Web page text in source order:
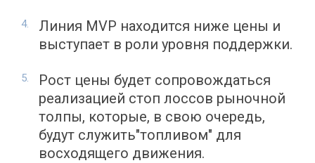
Линия MVP находится ниже цены и
выступает в роли уровня поддержки.
Рост цены будет сопровождаться
реализацией стоп лоссов рыночной
толпы, которые, в свою очередь,
будут служить"топливом" для
восходящего движения.